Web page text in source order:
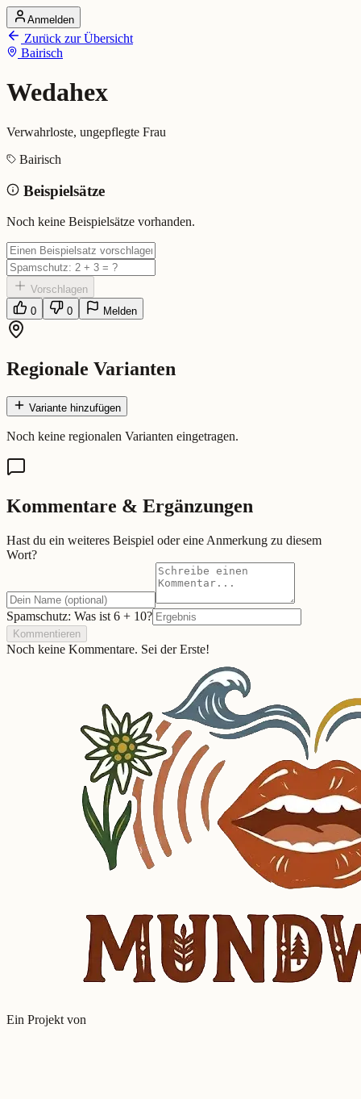
Startseite
Alle Dialekte
Dialekte vergleichen
Dialekt-Karte
Ranking
Wedahex (Bairisch)
Bedeutung: Verwahrloste, ungepflegte Frau
Eingereicht von: Mundwerk Team
Anmelden
Zurück zur Übersicht
Bairisch
Wedahex
Verwahrloste, ungepflegte Frau
Bairisch
Beispielsätze
Noch keine Beispielsätze vorhanden.
Vorschlagen
0
0 Melden
Regionale Varianten
Variante hinzufügen
Noch keine regionalen Varianten eingetragen.
Kommentare & Ergänzungen
Hast du ein weiteres Beispiel oder eine Anmerkung zu diesem
Wort?
Spamschutz: Was ist 6 + 10?
Kommentieren
Noch keine Kommentare. Sei der Erste!
Ein Projekt von